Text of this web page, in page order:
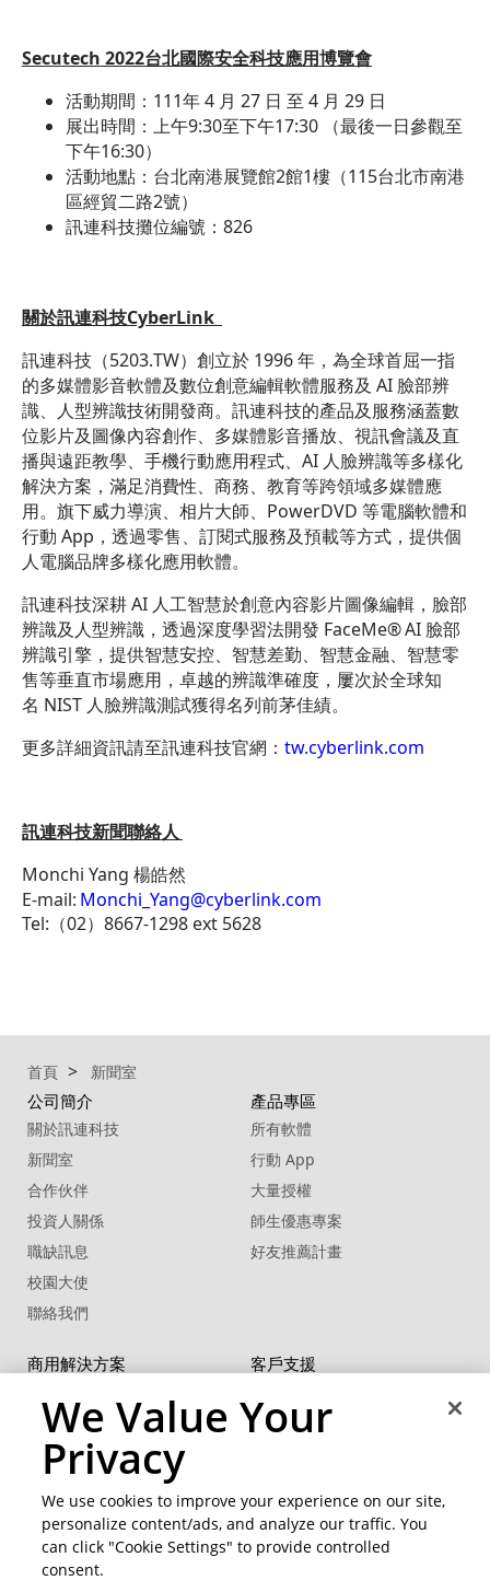
Secutech 2022台北國際安全科技應用博覽會
活動期間：111年 4 月 27 日 至 4 月 29 日
展出時間：上午9:30至下午17:30 （最後一日參觀至
下午16:30）
活動地點：台北南港展覽館2館1樓（115台北市南港
區經貿二路2號）
訊連科技攤位編號：826
關於訊連科技CyberLink
訊連科技（5203.TW）創立於 1996 年，為全球首屈一指
的多媒體影音軟體及數位創意編輯軟體服務及 AI 臉部辨
識、人型辨識技術開發商。訊連科技的產品及服務涵蓋數
位影片及圖像內容創作、多媒體影音播放、視訊會議及直
播與遠距教學、手機行動應用程式、AI 人臉辨識等多樣化
解決方案，滿足消費性、商務、教育等跨領域多媒體應
用。旗下威力導演、相片大師、PowerDVD 等電腦軟體和
行動 App，透過零售、訂閱式服務及預載等方式，提供個
人電腦品牌多樣化應用軟體。
訊連科技深耕 AI 人工智慧於創意內容影片圖像編輯，臉部
辨識及人型辨識，透過深度學習法開發 FaceMe®AI 臉部
辨識引擎，提供智慧安控、智慧差勤、智慧金融、智慧零
售等垂直市場應用，卓越的辨識準確度，屢次於全球知
名 NIST 人臉辨識測試獲得名列前茅佳績。
更多詳細資訊請至訊連科技官網： tw.cyberlink.com
訊連科技新聞聯絡人
Monchi Yang 楊皓然
E-mail: Monchi_Yang@cyberlink.com
Tel:（02）8667-1298 ext 5628
首頁 新聞室
公司簡介
關於訊連科技
新聞室
合作伙伴
投資人關係
職缺訊息
校園大使
聯絡我們
產品專區
所有軟體
行動 App
大量授權
師生優惠專案
好友推薦計畫
商用解決方案
FaceMe ®SDK
客戶支援
軟體更新
社群資源 變更地區
We Value Your
Privacy
We use cookies to improve your experience on our site,
personalize content/ads, and analyze our traffic. You
can click "Cookie Settings" to provide controlled
consent.